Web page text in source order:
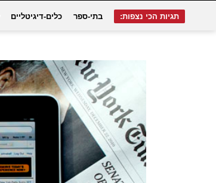
תגיות הכי נצפות: בתי-ספר כלים-דיגיטליים